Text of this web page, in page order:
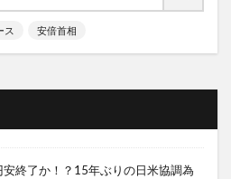
ス 安倍首相
安終了か！？15年ぶりの日米協調為